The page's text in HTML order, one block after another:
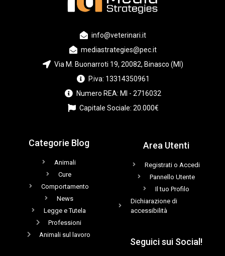
info@veterinari.it
mediastrategies@pec.it
Via M. Buonarroti 19, 20082, Binasco (MI)
P.iva: 13314350961
Numero REA: MI - 2716032
Capitale Sociale: 20.000€
Categorie Blog
Animali
Cure
Comportamento
News
Legge e Tutela
Professioni
Animali sul lavoro
Area Utenti
Registrati o Accedi
Pannello Utente
Il tuo Profilo
Dichiarazione di
accessibilità
Seguici sui Social!